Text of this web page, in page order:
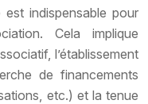
indispensable pour
Cela implique
l’établissement
de financements
etc.) et la tenue